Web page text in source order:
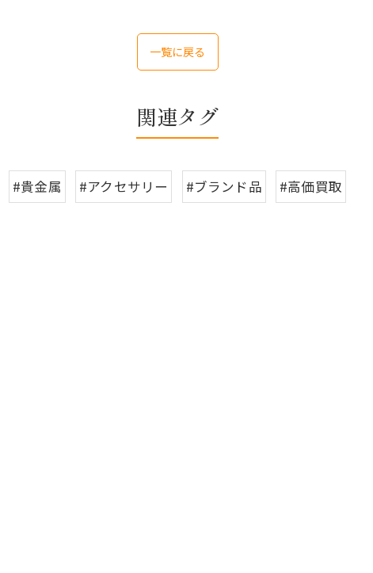
一覧に戻る
関連タグ
#貴金属 #アクセサリー #ブランド品 #高価買取